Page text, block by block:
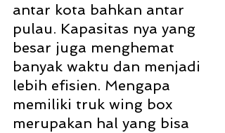
antar kota bahkan antar
pulau. Kapasitas nya yang
besar juga menghemat
banyak waktu dan menjadi
lebih efisien. Mengapa
memiliki truk wing box
merupakan hal yang bisa